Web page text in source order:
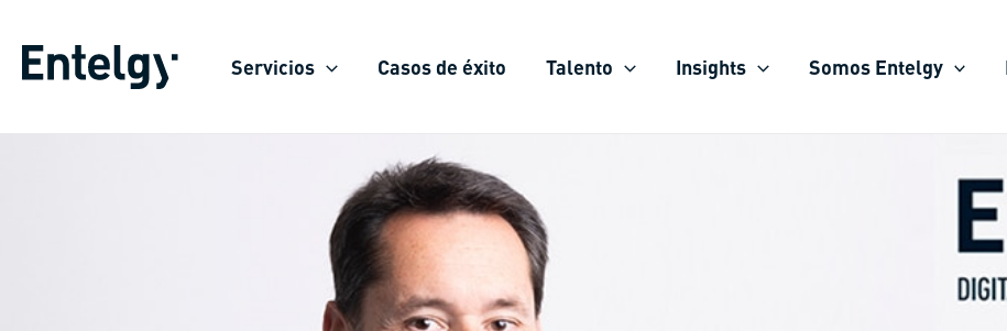
contenido
Servicios Casos de éxito Talento Insights Somos Entelgy